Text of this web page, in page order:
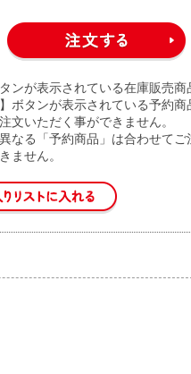
ンが表示されている在庫販売商
ボタンが表示されている予約商
文いただく事ができません。
なる「予約商品」は合わせてご
ません。